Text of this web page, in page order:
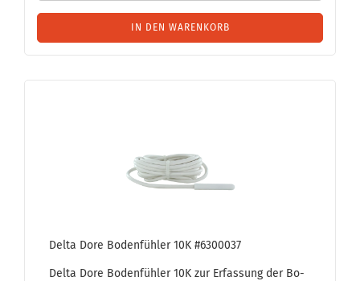
IN DEN WARENKORB
Delta Dore Bo­den­füh­ler 10K #6300037
Delta Dore Bo­den­füh­ler 10K zur Er­fas­sung der Bo­